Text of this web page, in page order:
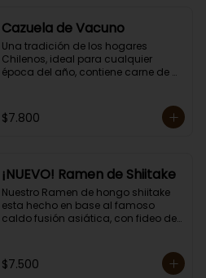
Cazuela de Vacuno
Una tradición de los hogares
Chilenos, ideal para cualquier
época del año, contiene carne de
Porción individual lista para servir
de 400 grs. Cero lacto.
$7.800
¡NUEVO! Ramen de Shiitake
Nuestro Ramen de hongo shiitake
esta hecho en base al famoso
caldo fusión asiática, con fideo de
choclo y sésamo.
Porción de 750 grs.
$7.500